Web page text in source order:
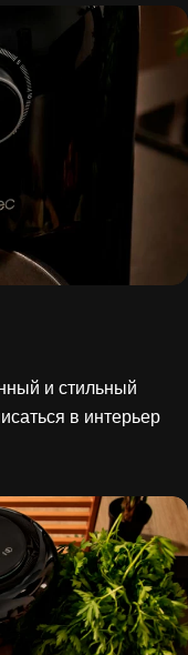
и стильный
в интерьер